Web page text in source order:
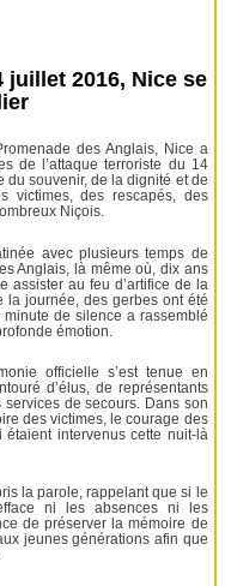
juillet 2016, Nice se
des Anglais, Nice a
de l’attaque terroriste du 14
souvenir, de la dignité et de
victimes, des rescapés, des
Niçois.
avec plusieurs temps de
Anglais, là même où, dix ans
assister au feu d’artifice de la
la journée, des gerbes ont été
de silence a rassemblé
émotion.
officielle s’est tenue en
d’élus, de représentants
de secours. Dans son
des victimes, le courage des
étaient intervenus cette nuit-là
la parole, rappelant que si le
ni les absences ni les
de préserver la mémoire de
jeunes générations afin que